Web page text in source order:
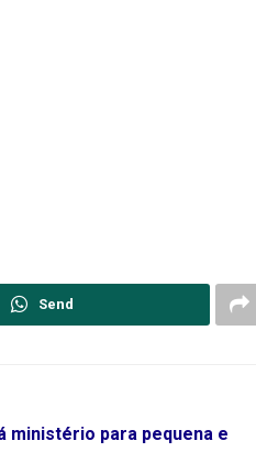
Send
ministério para pequena e